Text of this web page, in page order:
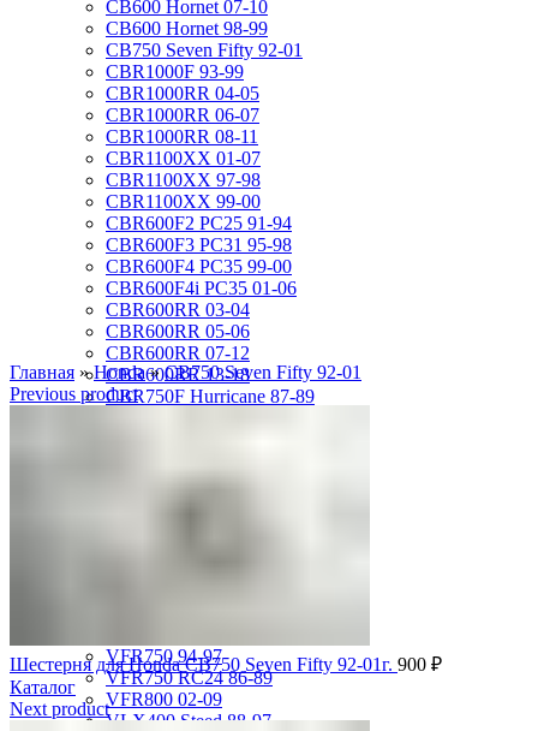
CB600 Hornet 07-10
CB600 Hornet 98-99
CB750 Seven Fifty 92-01
CBR1000F 93-99
CBR1000RR 04-05
CBR1000RR 06-07
CBR1000RR 08-11
CBR1100XX 01-07
CBR1100XX 97-98
CBR1100XX 99-00
CBR600F2 PC25 91-94
CBR600F3 PC31 95-98
CBR600F4 PC35 99-00
CBR600F4i PC35 01-06
CBR600RR 03-04
CBR600RR 05-06
CBR600RR 07-12
CBR600RR 13-18
CBR750F Hurricane 87-89
GL1500 Valkyrie 97-00
VFR750 94-97
VFR750 RC24 86-89
VFR800 02-09
VLX400 Steed 88-97
Главная »Honda»CB750 Seven Fifty 92-01
Previous product
Шестерня для Honda CB750 Seven Fifty 92-01г. 900 ₽
Каталог
Next product